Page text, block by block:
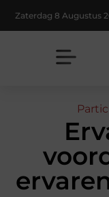
Zaterdag 8 Augustus